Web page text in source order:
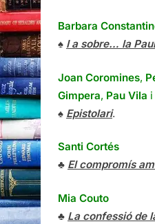
Barbara
♠ I a sobre… la
Joan Coromines,
Gimpera, Pau Vila i
♠ Epistolari.
Santi Cortés
♣ El compromís
Mia Couto
♣ La confessió de